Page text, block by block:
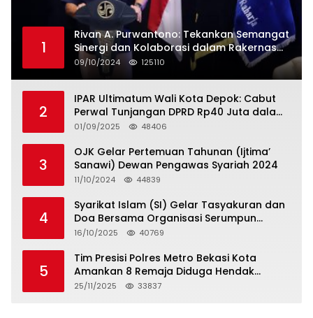
1
Rivan A. Purwantono: Tekankan Semangat
Sinergi dan Kolaborasi dalam Rakernas
Serikat Pekerja Jasa Raharja
09/10/2024 125110
2
IPAR Ultimatum Wali Kota Depok: Cabut
Perwal Tunjangan DPRD Rp40 Juta dalam
5 Hari atau Hadapi Aksi Rakyat
01/09/2025 48406
3
OJK Gelar Pertemuan Tahunan (Ijtima’
Sanawi) Dewan Pengawas Syariah 2024
11/10/2024 44839
4
Syarikat Islam (SI) Gelar Tasyakuran dan
Doa Bersama Organisasi Serumpun
Syarikat Islam Doa
16/10/2025 40769
5
Tim Presisi Polres Metro Bekasi Kota
Amankan 8 Remaja Diduga Hendak
Tawuran
25/11/2025 33837